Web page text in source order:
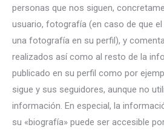
personas que nos siguen,
usuario, fotografía (en caso de que
una fotografía en su perfil), y
realizados así como al resto de la
publicado en su perfil como por
sigue y sus seguidores, aunque no
información. En especial, la
su «biografía» puede ser accesible